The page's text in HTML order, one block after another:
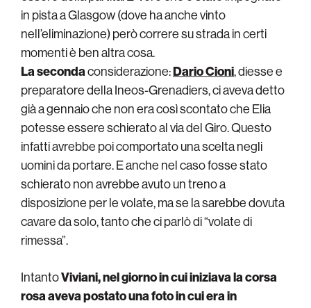
in pista a Glasgow (dove ha anche vinto
nell’eliminazione) però correre su strada in certi
momenti è ben altra cosa.
La secondaconsiderazione:Dario Cioni, diesse e
preparatore della Ineos-Grenadiers, ci aveva detto
già a gennaio che non era così scontato che Elia
potesse essere schierato al via del Giro. Questo
infatti avrebbe poi comportato una scelta negli
uomini da portare. E anche nel caso fosse stato
schierato non avrebbe avuto un treno a
disposizione per le volate, ma se la sarebbe dovuta
cavare da solo, tanto che ci parlò di “volate di
rimessa”.
IntantoViviani, nel giorno in cui iniziava la corsa
rosa aveva postato una foto in cui era in